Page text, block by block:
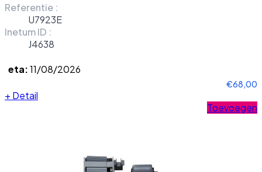
Referentie :
U7923E
Inetum ID :
J4638
eta:11/08/2026
€68,00
+ Detail
Toevoegen